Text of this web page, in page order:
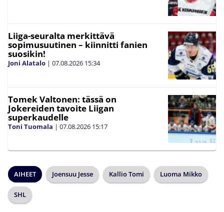
Liiga-seuralta merkittävä
sopimusuutinen – kiinnitti fanien
suosikin!
Joni Alatalo | 07.08.2026 15:34
Tomek Valtonen: tässä on
Jokereiden tavoite Liigan
superkaudelle
Toni Tuomala | 07.08.2026 15:17
AIHEET Joensuu Jesse Kallio Tomi Luoma Mikko
SHL